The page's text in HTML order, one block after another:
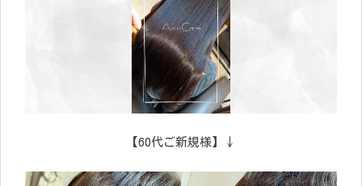
【60代ご新規様】↓